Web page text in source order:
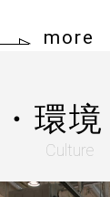
more
環
Culture